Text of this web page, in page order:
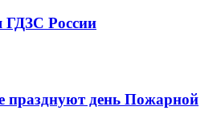
ГДЗС России
празднуют день Пожарной